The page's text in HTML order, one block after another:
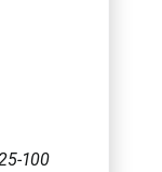
100